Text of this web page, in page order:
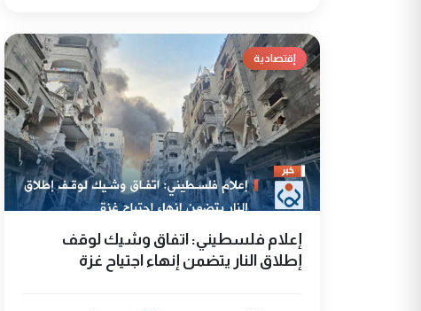
إقتصادية
إعلام فلسطيني: اتفاق وشيك لوقف
إطلاق النار يتضمن إنهاء اجتياح غزة